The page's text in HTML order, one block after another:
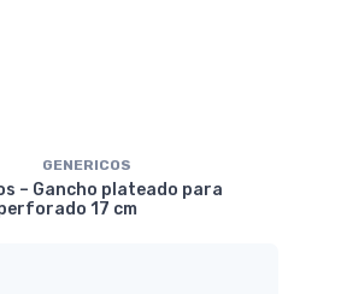
GENERICOS
– Gancho plateado para
17 cm